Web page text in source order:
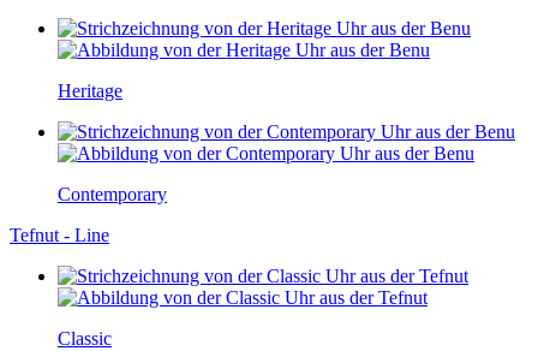
Heritage
Contemporary
Tefnut - Line
Classic